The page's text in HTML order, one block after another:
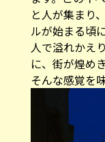
と人が集まり
ルが始まる頃
人で溢れかえ
に、街が煌め
そんな感覚を